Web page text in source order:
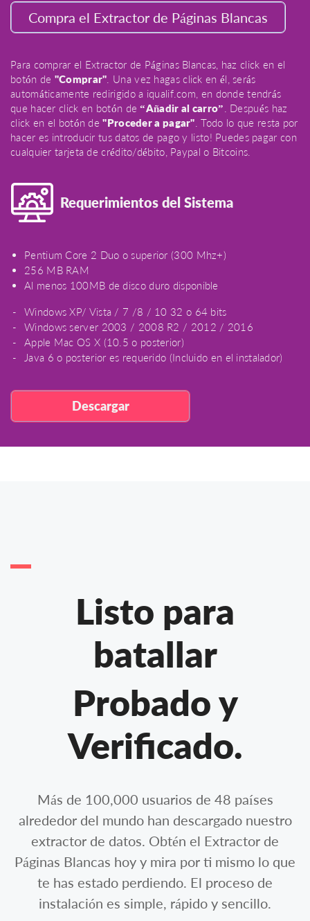
Compra el Extractor de Páginas Blancas
Para comprar el Extractor de Páginas Blancas, haz click en el
botón de "Comprar" . Una vez hagas click en él, serás
automáticamente redirigido a iqualif.com, en donde tendrás
que hacer click en botón de“Añadir al carro” . Después haz
click en el botón de"Proceder a pagar" . Todo lo que resta por
hacer es introducir tus datos de pago y listo! Puedes pagar con
cualquier tarjeta de crédito/débito, Paypal o Bitcoins.
Requerimientos del Sistema
Pentium Core 2 Duo o superior (300 Mhz+)
256 MB RAM
Al menos 100MB de disco duro disponible
Windows XP/ Vista / 7 /8 / 10 32 o 64 bits
Windows server 2003 / 2008 R2 / 2012 / 2016
Apple Mac OS X (10.5 o posterior)
Java 6 o posterior es requerido (Incluido en el instalador)
Descargar
Listo para
batallar
Probado y
Verificado.
Más de 100,000 usuarios de 48 países
alrededor del mundo han descargado nuestro
extractor de datos. Obtén el Extractor de
Páginas Blancas hoy y mira por ti mismo lo que
te has estado perdiendo. El proceso de
instalación es simple, rápido y sencillo.